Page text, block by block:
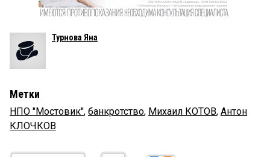
Турнова Яна
Метки
НПО "Мостовик", банкротство, Михаил КОТОВ, Антон
КЛОЧКОВ